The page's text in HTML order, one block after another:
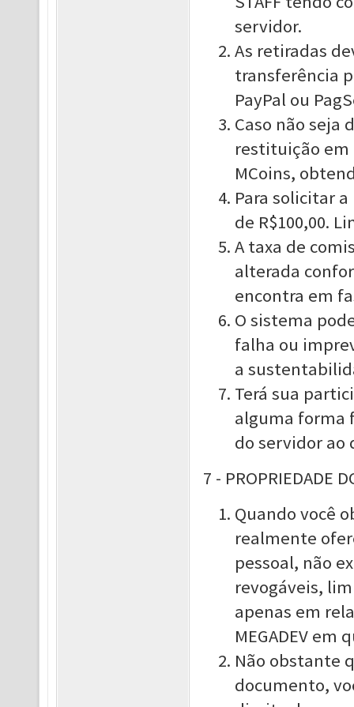
servidor.
As retiradas
transferência
PayPal ou
Caso não seja
restituição em
MCoins,
Para solicitar
de R$100,00.
A taxa de
alterada
encontra em
O sistema
falha ou
a
Terá sua
alguma forma
do servidor ao
7 - PROPRIEDADE
Quando você
realmente
pessoal, não
revogáveis,
apenas em
MEGADEV em
Não obstante
documento,